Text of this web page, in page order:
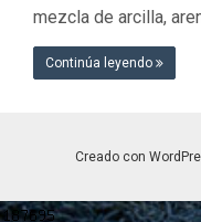
mezcla de arcilla,
Continúa leyendo
Creado con